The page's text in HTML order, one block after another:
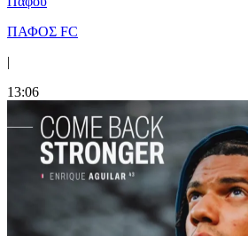
ΠΑΦΟΣ FC
|
13:06